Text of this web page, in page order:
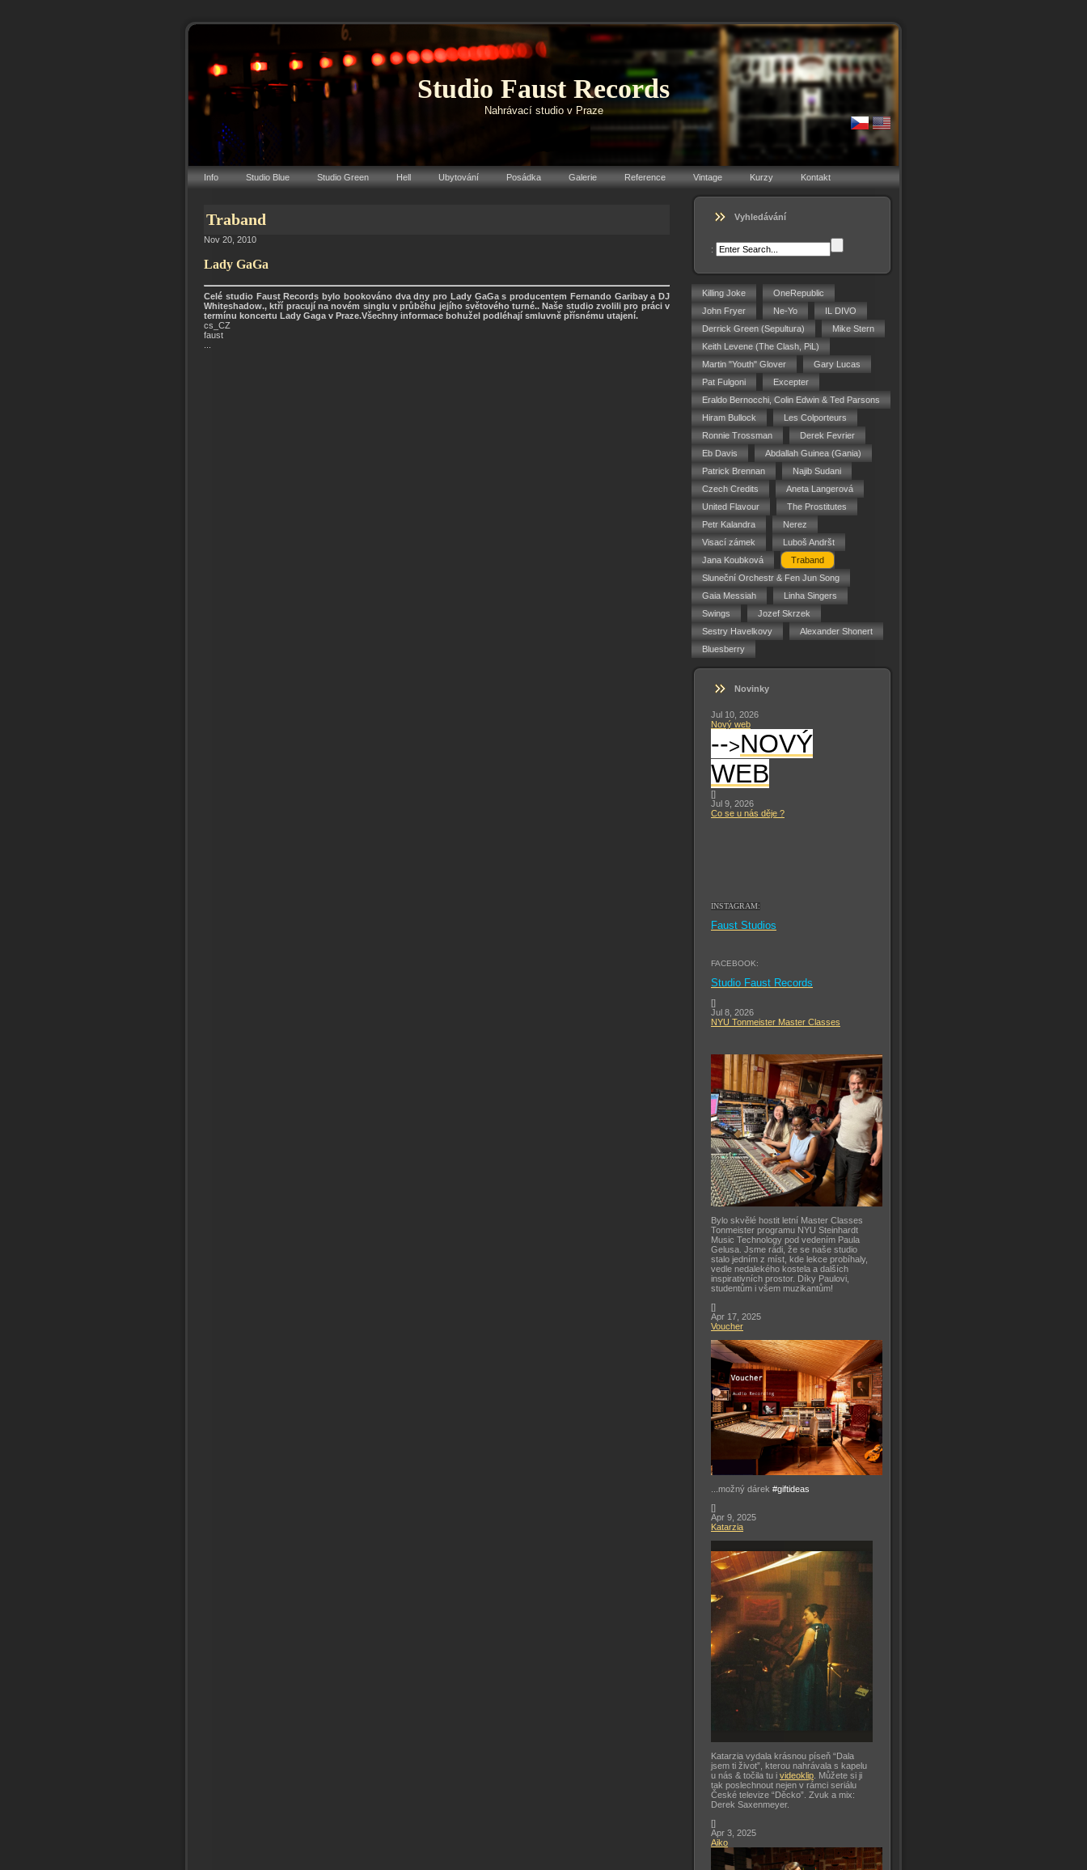
Studio Faust Records
Nahrávací studio v Praze
Info Studio Blue Studio Green Hell Ubytování Posádka Galerie Reference Vintage Kurzy Kontakt
Traband
Nov 20, 2010
Lady GaGa
Celé studio Faust Records bylo bookováno dva dny pro Lady GaGa s producentem Fernando Garibay a DJ
Whiteshadow., ktří pracují na novém singlu v průběhu jejího světového turné.. Naše studio zvolili pro práci v
termínu koncertu Lady Gaga v Praze.Všechny informace bohužel podléhají smluvně přísnému utajení.
cs_CZ
faust
Vyhledávání
:
Killing Joke
OneRepublic
John Fryer
Ne-Yo
IL DIVO
Derrick Green (Sepultura)
Mike Stern
Keith Levene (The Clash, PiL)
Martin "Youth" Glover
Gary Lucas
Pat Fulgoni
Excepter
Eraldo Bernocchi, Colin Edwin & Ted Parsons
Hiram Bullock
Les Colporteurs
Ronnie Trossman
Derek Fevrier
Eb Davis
Abdallah Guinea (Gania)
Patrick Brennan
Najib Sudani
Czech Credits
Aneta Langerová
United Flavour
The Prostitutes
Petr Kalandra
Nerez
Visací zámek
Luboš Andršt
Jana Koubková
Traband
Sluneční Orchestr & Fen Jun Song
Gaia Messiah
Linha Singers
Swings
Jozef Skrzek
Sestry Havelkovy
Alexander Shonert
Bluesberry
Novinky
Jul 10, 2026
Nový web
-->NOVÝ
WEB
[]
Jul 9, 2026
Co se u nás děje ?
INSTAGRAM:
Faust Studios
FACEBOOK:
Studio Faust Records
[]
Jul 8, 2026
NYU Tonmeister Master Classes
Bylo skvělé hostit letní Master Classes
Tonmeister programu NYU Steinhardt
Music Technology pod vedením Paula
Gelusa. Jsme rádi, že se naše studio
stalo jedním z míst, kde lekce probíhaly,
vedle nedalekého kostela a dalších
inspirativních prostor. Díky Paulovi,
studentům i všem muzikantům!
[]
Apr 17, 2025
Voucher
...možný dárek #giftideas
[]
Apr 9, 2025
Katarzia
Katarzia vydala krásnou píseň “Dala
jsem ti život”, kterou nahrávala s kapelu
u nás & točila tu i videoklip . Můžete si ji
tak poslechnout nejen v rámci seriálu
České televize “Děcko”. Zvuk a mix:
Derek Saxenmeyer.
[]
Apr 3, 2025
Aiko